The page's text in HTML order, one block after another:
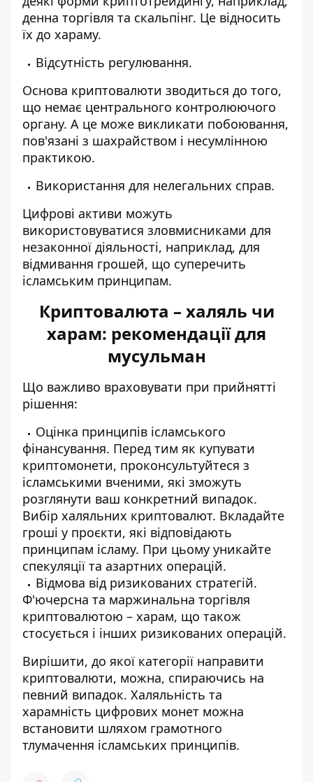
денна торгівля та скальпінг. Це відносить
їх до хараму.
Відсутність регулювання.
Основа криптовалюти зводиться до того,
що немає центрального контролюючого
органу. А це може викликати побоювання,
пов'язані з шахрайством і несумлінною
практикою.
Використання для нелегальних справ.
Цифрові активи можуть
використовуватися зловмисниками для
незаконної діяльності, наприклад, для
відмивання грошей, що суперечить
ісламським принципам.
Криптовалюта – халяль чи
харам: рекомендації для
мусульман
Що важливо враховувати при прийнятті
рішення:
Оцінка принципів ісламського
фінансування. Перед тим як купувати
криптомонети, проконсультуйтеся з
ісламськими вченими, які зможуть
розглянути ваш конкретний випадок.
Вибір халяльних криптовалют. Вкладайте
гроші у проєкти, які відповідають
принципам ісламу. При цьому уникайте
спекуляції та азартних операцій.
Відмова від ризикованих стратегій.
Ф'ючерсна та маржинальна торгівля
криптовалютою – харам, що також
стосується і інших ризикованих операцій.
Вирішити, до якої категорії направити
криптовалюти, можна, спираючись на
певний випадок. Халяльність та
харамність цифрових монет можна
встановити шляхом грамотного
тлумачення ісламських принципів.